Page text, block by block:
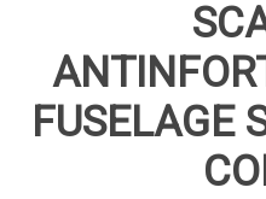
FUSELAGE